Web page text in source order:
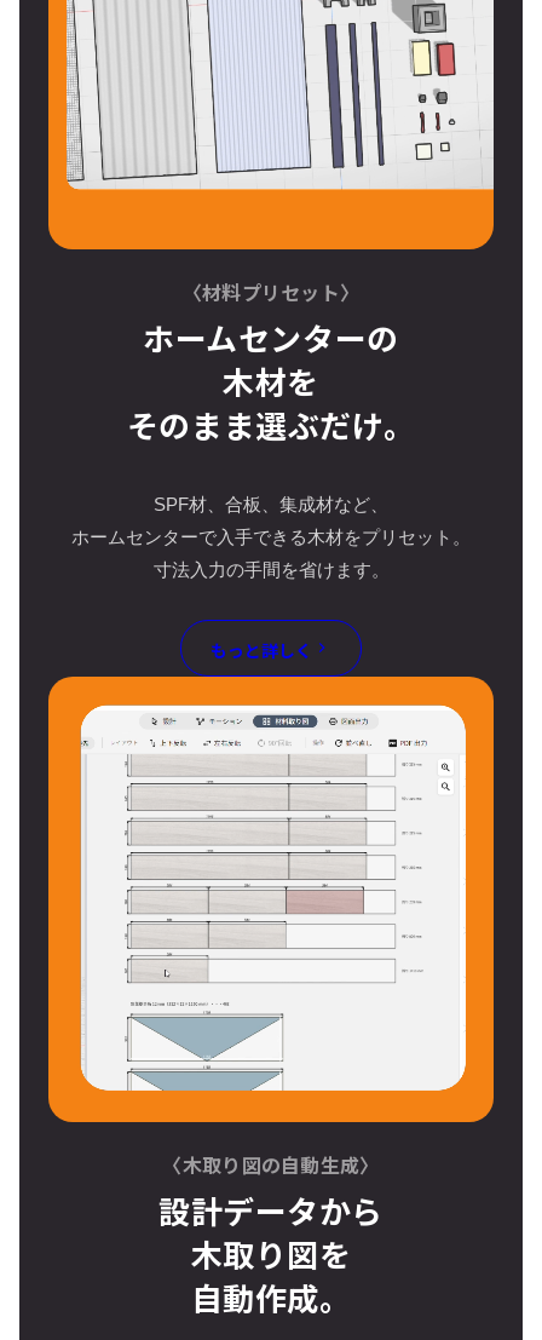
〈材料プリセット〉
ホームセンターの
木材を
そのまま選ぶだけ。
SPF材、合板、集成材など、
ホームセンターで入手できる木材をプリセット。
寸法入力の手間を省けます。
もっと詳しく
〈木取り図の自動生成〉
設計データから
木取り図を
自動作成。